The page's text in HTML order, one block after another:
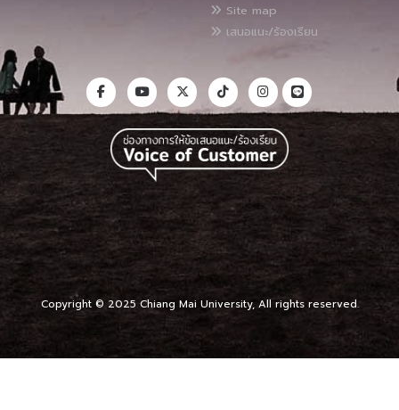
Site map
เสนอแนะ/ร้องเรียน
Copyright © 2025 Chiang Mai University, All rights reserved.